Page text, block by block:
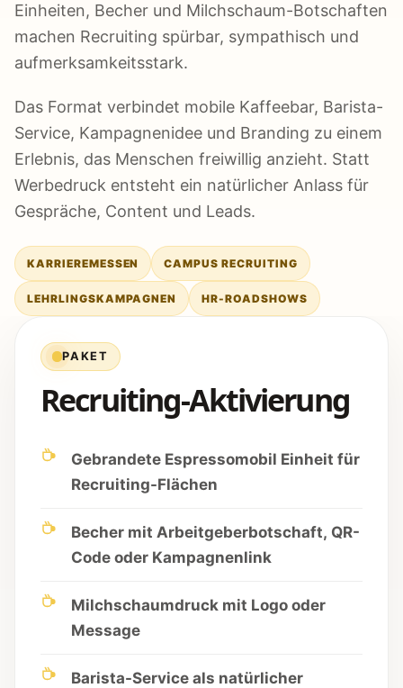
Einheiten, Becher und Milchschaum-Botschaften
machen Recruiting spürbar, sympathisch und
aufmerksamkeitsstark.
Das Format verbindet mobile Kaffeebar, Barista-
Service, Kampagnenidee und Branding zu einem
Erlebnis, das Menschen freiwillig anzieht. Statt
Werbedruck entsteht ein natürlicher Anlass für
Gespräche, Content und Leads.
KARRIEREMESSEN CAMPUS RECRUITING
LEHRLINGSKAMPAGNEN HR-ROADSHOWS
PAKET
Recruiting-Aktivierung
Gebrandete Espressomobil Einheit für
Recruiting-Flächen
Becher mit Arbeitgeberbotschaft, QR-
Code oder Kampagnenlink
Milchschaumdruck mit Logo oder
Message
Barista-Service als natürlicher